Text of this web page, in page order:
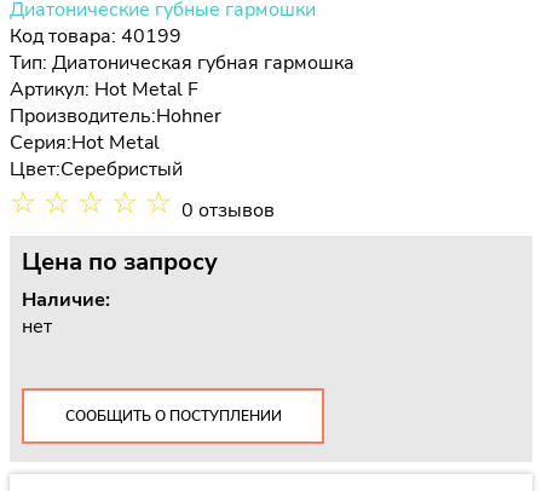
Диатонические губные гармошки
Код товара: 40199
Тип: Диатоническая губная гармошка
Артикул: Hot Metal F
Производитель:Hohner
Серия:Hot Metal
Цвет:Серебристый
☆ ☆ ☆ ☆ ☆ 0 отзывов
Цена по запросу
Наличие:
нет
СООБЩИТЬ О ПОСТУПЛЕНИИ